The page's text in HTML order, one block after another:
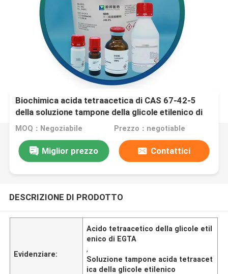
Biochimica acida tetraacetica di CAS 67-42-5
della soluzione tampone della glicole etilenico di
EGTA
MOQ：Negoziabile Prezzo：negotiable
Miglior prezzo Contattici
DESCRIZIONE DI PRODOTTO
Evidenziare:
Acido tetraacetico della glicole etil
enico di EGTA
,
Soluzione tampone acida tetraacet
ica della glicole etilenico